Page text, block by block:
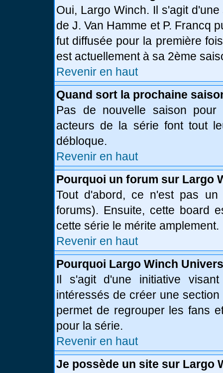
Oui, Largo Winch. Il s'agit
de J. Van Hamme et P. Francq
fut diffusée pour la première
est actuellement à sa 2ème
Revenir en haut
Quand sort la prochaine
Pas de nouvelle saison pour
acteurs de la série font tout
débloque.
Revenir en haut
Pourquoi un forum sur Largo
Tout d'abord, ce n'est pas un
forums). Ensuite, cette board
cette série le mérite amplement.
Revenir en haut
Pourquoi Largo Winch
Il s'agit d'une initiative
intéressés de créer une
permet de regrouper les fans
pour la série.
Revenir en haut
Je possède un site sur Largo